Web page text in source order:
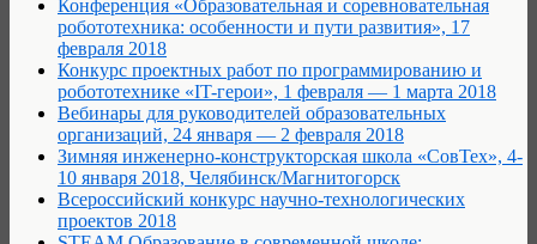
Конференция «Образовательная и соревновательная
робототехника: особенности и пути развития», 17
февраля 2018
Конкурс проектных работ по программированию и
робототехнике «IT-герои», 1 февраля — 1 марта 2018
Вебинары для руководителей образовательных
организаций, 24 января — 2 февраля 2018
Зимняя инженерно-конструкторская школа «СовТех», 4-
10 января 2018, Челябинск/Магнитогорск
Всероссийский конкурс научно-технологических
проектов 2018